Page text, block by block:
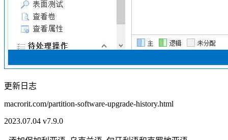
更新日志
macrorit.com/partition-software-upgrade-history.html
2023.07.04 v7.9.0